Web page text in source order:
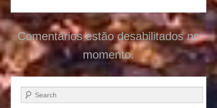
Comentários estão desabilitados no
momento.
Pesquisar…